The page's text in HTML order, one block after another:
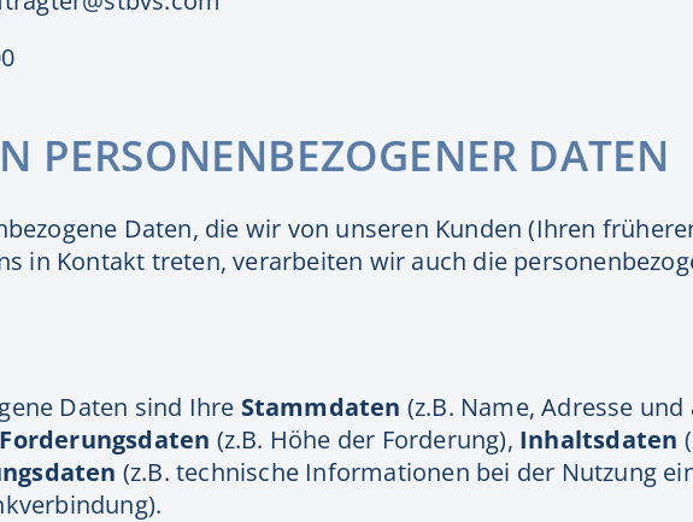
PERSONENBEZOGENER DATEN
Daten, die wir von unseren Kunden (Ihren
in Kontakt treten, verarbeiten wir auch die
Daten sind Ihre Stammdaten (z.B. Name, Adresse
Forderungsdaten (z.B. Höhe der Forderung), Inhaltsdaten
(z.B. technische Informationen bei der Nutzung